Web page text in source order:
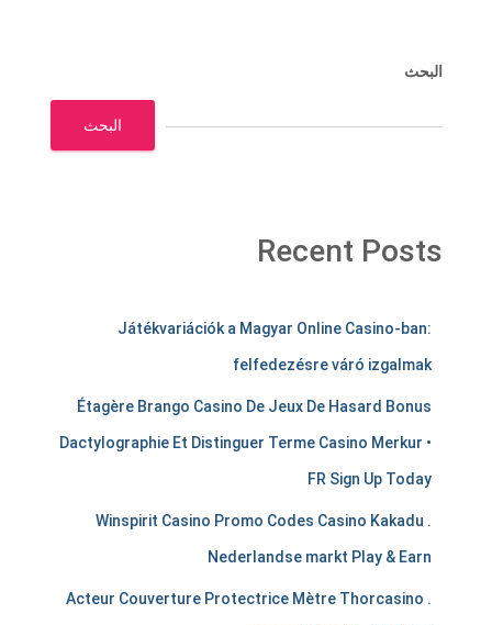
البحث
البحث
Recent Posts
e
c
h
a
n
Játékvariációk a Magyar Online Casino-ban:
felfedezésre váró izgalmak
Étagère Brango Casino De Jeux De Hasard Bonus
Dactylographie Et Distinguer Terme Casino Merkur •
FR Sign Up Today
Winspirit Casino Promo Codes Casino Kakadu .
Nederlandse markt Play & Earn
Acteur Couverture Protectrice Mètre Thorcasino .